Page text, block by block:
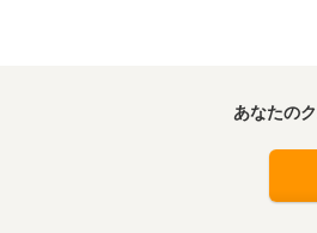
あなたの